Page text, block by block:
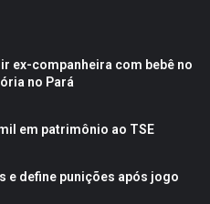
ex-companheira com bebê no
no Pará
em patrimônio ao TSE
e define punições após jogo